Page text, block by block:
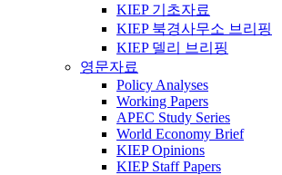
KIEP 기초자료
KIEP 북경사무소 브리핑
KIEP 델리 브리핑
영문자료
Policy Analyses
Working Papers
APEC Study Series
World Economy Brief
KIEP Opinions
KIEP Staff Papers